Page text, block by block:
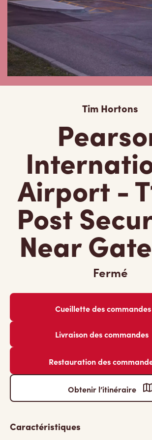
Tim Hortons
Airport -
Post
Near
Fermé
Cueillette des commandes
Livraison des commandes
Restauration des
Obtenir l’itinéraire
Caractéristiques